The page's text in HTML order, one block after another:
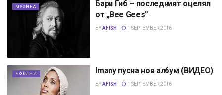
МУЗИКА
Бари Гиб – последният оцелял
от „Bee Gees”
BYAFISH 1 SEPTEMBER 2016
НОВИНИ Imany пусна нов албум (ВИДЕО)
BYAFISH 1 SEPTEMBER 2016